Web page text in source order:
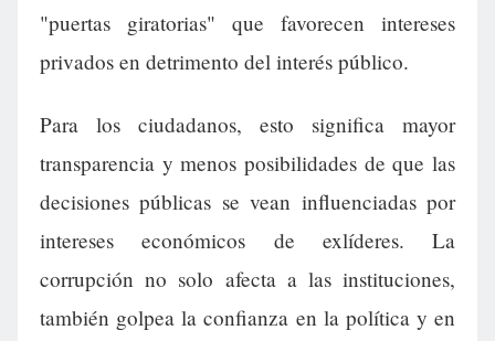
"puertas giratorias" que favorecen intereses
privados en detrimento del interés público.
Para los ciudadanos, esto significa mayor
transparencia y menos posibilidades de que las
decisiones públicas se vean influenciadas por
intereses económicos de exlíderes. La
corrupción no solo afecta a las instituciones,
también golpea la confianza en la política y en